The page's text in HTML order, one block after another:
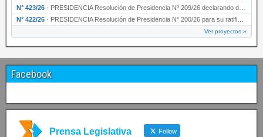
N° 423/26 · PRESIDENCIA Resolución de Presidencia Nº 209/26 declarando de interés provincial la presen…
N° 422/26 · PRESIDENCIA Resolución de Presidencia N° 200/26 para su ratificación.
Ver proyectos »
Facebook
Prensa Legislativa Follow